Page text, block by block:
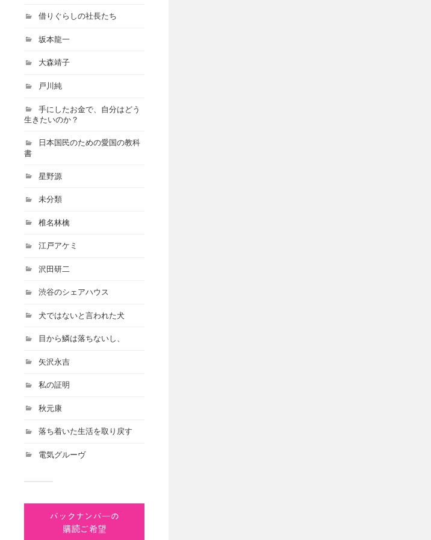
借りぐらしの社長たち
坂本龍一
大森靖子
戸川純
手にしたお金で、自分はどう
生きたいのか？
日本国民のための愛国の教科
書
星野源
未分類
椎名林檎
江戸アケミ
沢田研二
渋谷のシェアハウス
犬ではないと言われた犬
目から鱗は落ちないし、
矢沢永吉
私の証明
秋元康
落ち着いた生活を取り戻す
電気グルーヴ